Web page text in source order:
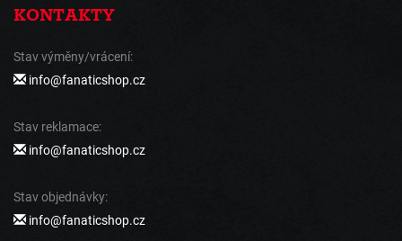
KONTAKTY
Stav výměny/vrácení:
info@fanaticshop.cz
Stav reklamace:
info@fanaticshop.cz
Stav objednávky:
info@fanaticshop.cz